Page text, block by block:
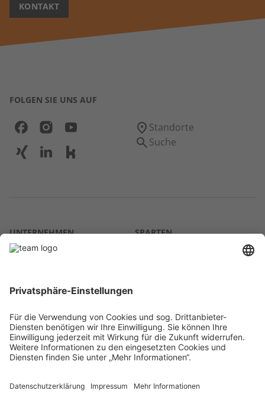
KONTAKT
FOLGEN SIE UNS AUF
Standorte
Suche
UNTERNEHMEN
Über uns
Karriere
Kontakt
SPARTEN
RECHTLICHES